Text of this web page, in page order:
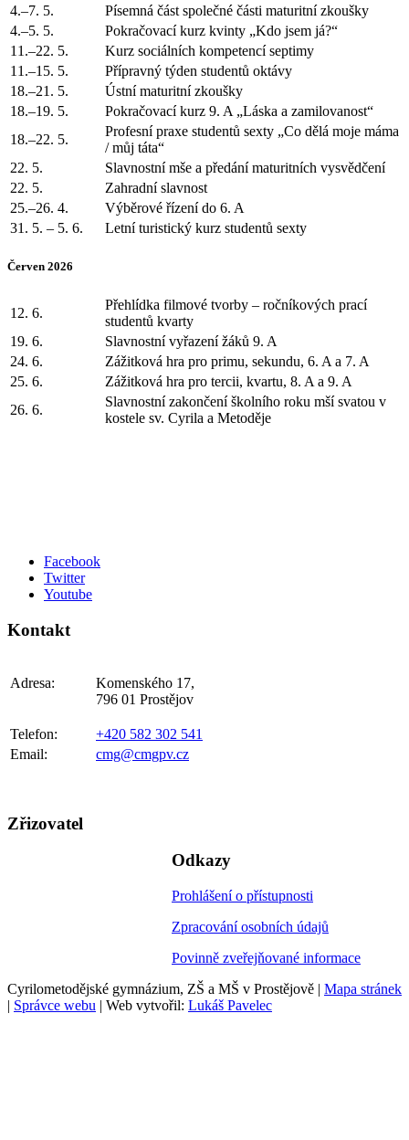
4.–7. 5.
Písemná část společné části maturitní zkoušky
4.–5. 5.
Pokračovací kurz kvinty „Kdo jsem já?“
11.–22. 5.
Kurz sociálních kompetencí septimy
11.–15. 5.
Přípravný týden studentů oktávy
18.–21. 5.
Ústní maturitní zkoušky
18.–19. 5.
Pokračovací kurz 9. A „Láska a zamilovanost“
18.–22. 5.
Profesní praxe studentů sexty „Co dělá moje máma
/ můj táta“
22. 5.
Slavnostní mše a předání maturitních vysvědčení
22. 5.
Zahradní slavnost
25.–26. 4.
Výběrové řízení do 6. A
31. 5. – 5. 6.
Letní turistický kurz studentů sexty
Červen 2026
12. 6.
Přehlídka filmové tvorby – ročníkových prací
studentů kvarty
19. 6.
Slavnostní vyřazení žáků 9. A
24. 6.
Zážitková hra pro primu, sekundu, 6. A a 7. A
25. 6.
Zážitková hra pro tercii, kvartu, 8. A a 9. A
26. 6.
Slavnostní zakončení školního roku mší svatou v
kostele sv. Cyrila a Metoděje
Facebook
Twitter
Youtube
Kontakt
Adresa:
Komenského 17,
796 01 Prostějov
Telefon:
+420 582 302 541
Email:
cmg@cmgpv.cz
Zřizovatel
Odkazy
Prohlášení o přístupnosti
Zpracování osobních údajů
Povinně zveřejňované informace
Cyrilometodějské gymnázium, ZŠ a MŠ v Prostějově | Mapa stránek
| Správce webu | Web vytvořil: Lukáš Pavelec